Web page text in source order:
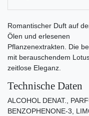
Romantischer Duft auf
Ölen und erlesenen
Pflanzenextrakten. Die
mit berauschendem
zeitlose Eleganz.
Technische Daten
ALCOHOL DENAT.,
BENZOPHENONE-3,